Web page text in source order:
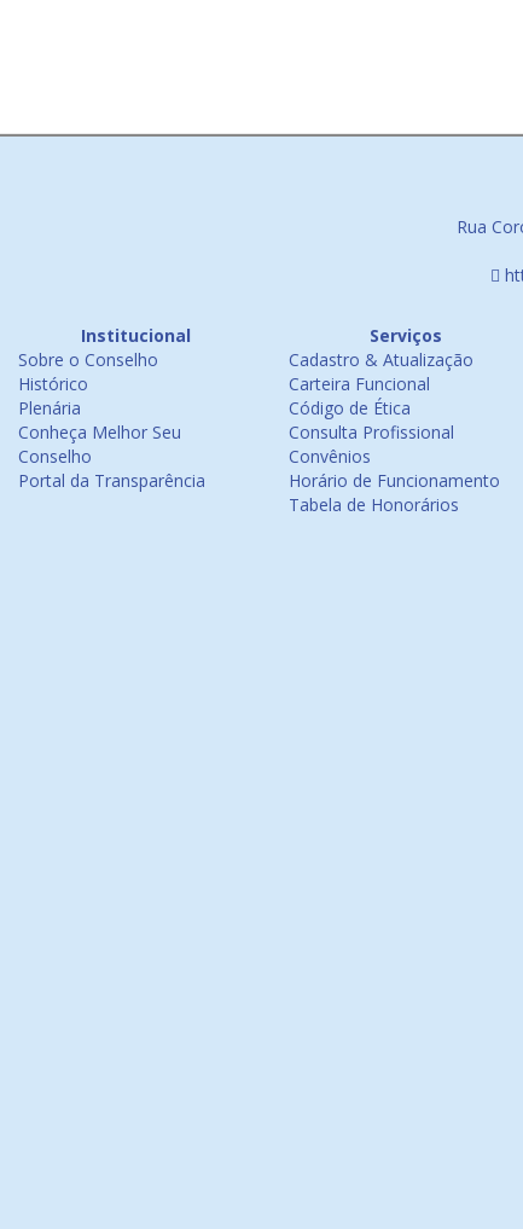
Rua
Institucional
Sobre o Conselho
Histórico
Plenária
Conheça Melhor Seu
Conselho
Portal da Transparência
Serviços
Cadastro & Atualização
Carteira Funcional
Código de Ética
Consulta Profissional
Convênios
Horário de Funcionamento
Tabela de Honorários